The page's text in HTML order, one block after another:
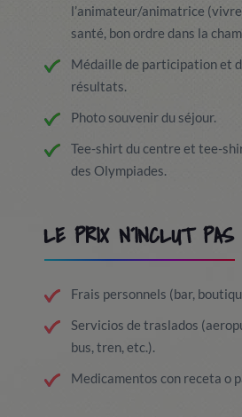
l’animateur/animatrice
santé, bon ordre dans la
Médaille de participation et
résultats.
Photo souvenir du séjour.
Tee-shirt du centre et tee-
des Olympiades.
LE PRIX N´INCLUT PAS
Frais personnels (bar,
Servicios de traslados
bus, tren, etc.).
Medicamentos con receta o